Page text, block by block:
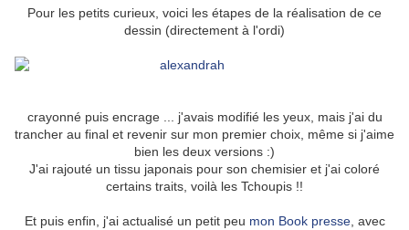
Pour les petits curieux, voici les étapes de la réalisation de ce
dessin (directement à l'ordi)
crayonné puis encrage ... j'avais modifié les yeux, mais j'ai du
trancher au final et revenir sur mon premier choix, même si j'aime
bien les deux versions :)
J'ai rajouté un tissu japonais pour son chemisier et j'ai coloré
certains traits, voilà les Tchoupis !!
Et puis enfin, j'ai actualisé un petit peu mon Book presse, avec